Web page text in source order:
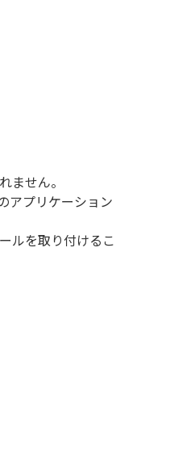
ません。
アプリケーション
ルを取り付けるこ